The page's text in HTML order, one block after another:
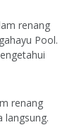
renang
Pool.
renang
langsung.